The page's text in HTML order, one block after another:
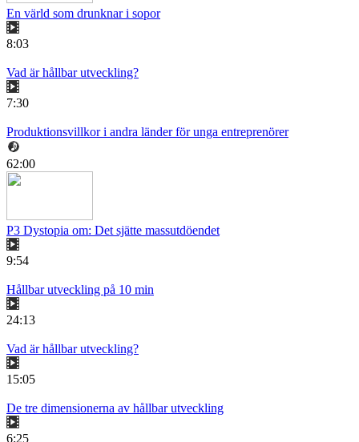
En värld som drunknar i sopor
8:03
Vad är hållbar utveckling?
7:30
Produktionsvillkor i andra länder för unga entreprenörer
62:00
P3 Dystopia om: Det sjätte massutdöendet
9:54
Hållbar utveckling på 10 min
24:13
Vad är hållbar utveckling?
15:05
De tre dimensionerna av hållbar utveckling
6:25